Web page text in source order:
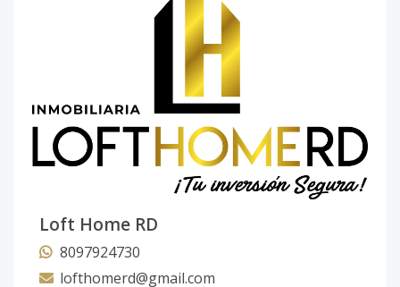
Loft Home RD
8097924730
lofthomerd@gmail.com